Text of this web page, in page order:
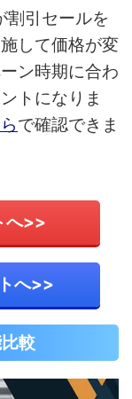
割引セールを
して価格が変
ン時期に合わ
トになりま
で確認できま
へ>>
へ>>
較